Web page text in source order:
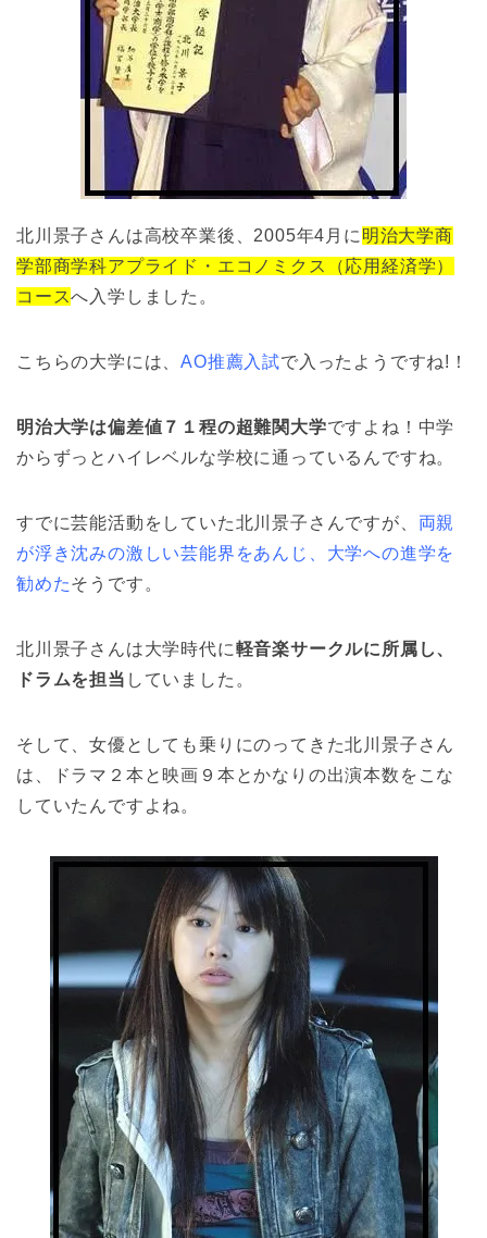
北川景子さんは高校卒業後、2005年4月に 明治大学商
学部商学科アプライド・エコノミクス（応用経済学）
コースへ入学しました。
こちらの大学には、AO推薦入試で入ったようですね!！
明治大学は偏差値７１程の超難関大学ですよね！中学
からずっとハイレベルな学校に通っているんですね。
すでに芸能活動をしていた北川景子さんですが、 両親
が浮き沈みの激しい芸能界をあんじ、大学への進学を
勧めたそうです。
北川景子さんは大学時代に軽音楽サークルに所属し、
ドラムを担当 していました。
そして、女優としても乗りにのってきた北川景子さん
は、ドラマ２本と映画９本とかなりの出演本数をこな
していたんですよね。